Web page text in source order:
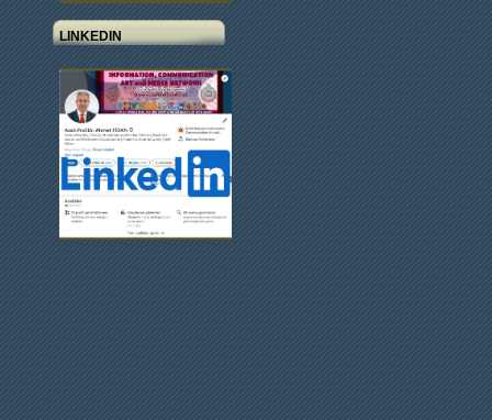
LINKEDIN